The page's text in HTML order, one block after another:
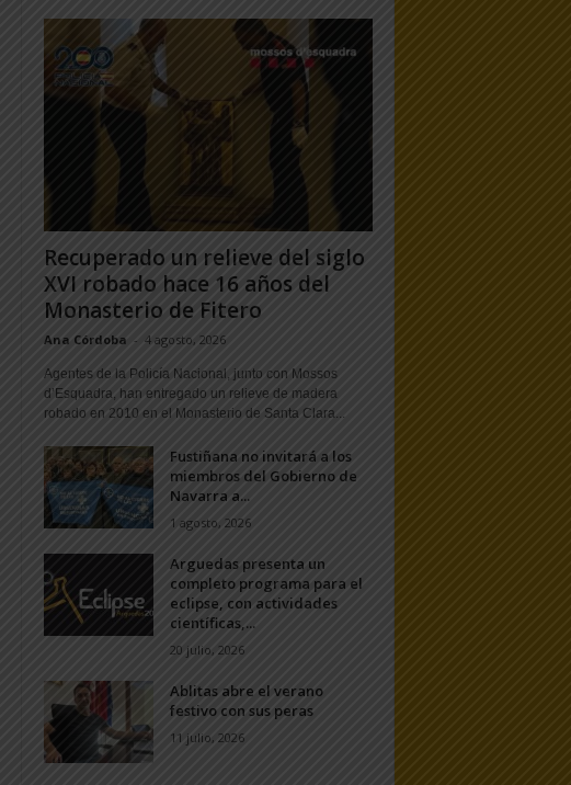
Recuperado un relieve del siglo
XVI robado hace 16 años del
Monasterio de Fitero
Ana Córdoba - 4 agosto, 2026
Agentes de la Policía Nacional, junto con Mossos
d’Esquadra, han entregado un relieve de madera
robado en 2010 en el Monasterio de Santa Clara...
Fustiñana no invitará a los
miembros del Gobierno de
Navarra a...
1 agosto, 2026
Arguedas presenta un
completo programa para el
eclipse, con actividades
científicas,...
20 julio, 2026
Ablitas abre el verano
festivo con sus peras
11 julio, 2026